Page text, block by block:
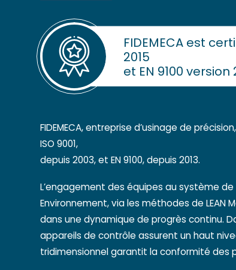
FIDEMECA est
2015
et EN 9100 version
FIDEMECA, entreprise d’usinage de
ISO 9001,
depuis 2003, et EN 9100, depuis 2013.
L’engagement des équipes au système
Environnement, via les méthodes de LEAN
dans une dynamique de progrès continu.
appareils de contrôle assurent un haut
tridimensionnel garantit la conformité des